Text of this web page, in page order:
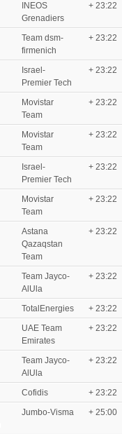
INEOS
Grenadiers
+ 23:22
Team dsm-
firmenich
+ 23:22
Israel-
Premier Tech
+ 23:22
Movistar
Team
+ 23:22
Movistar
Team
+ 23:22
Israel-
Premier Tech
+ 23:22
Movistar
Team
+ 23:22
Astana
Qazaqstan
Team
+ 23:22
Team Jayco-
AlUla
+ 23:22
TotalEnergies
+ 23:22
UAE Team
Emirates
+ 23:22
Team Jayco-
AlUla
+ 23:22
Cofidis
+ 23:22
Jumbo-Visma + 25:00